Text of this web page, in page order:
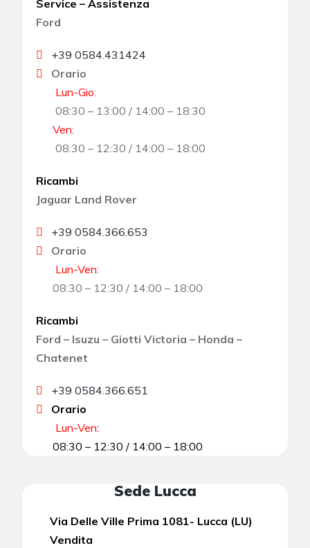
Service – Assistenza
Ford
+39 0584.431424
Orario
Lun-Gio:
08:30 – 13:00 / 14:00 – 18:30
Ven:
08:30 – 12:30 / 14:00 – 18:00
Ricambi
Jaguar Land Rover
+39 0584.366.653
Orario
Lun-Ven:
08:30 – 12:30 / 14:00 – 18:00
Ricambi
Ford – Isuzu – Giotti Victoria – Honda –
Chatenet
+39 0584.366.651
Orario
Lun-Ven:
08:30 – 12:30 / 14:00 – 18:00
Sede Lucca
Via Delle Ville Prima 1081- Lucca (LU)
Vendita